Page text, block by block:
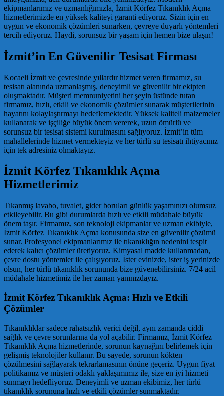
ekipmanlarımız ve uzmanlığımızla, İzmit Körfez Tıkanıklık Açma
hizmetlerimizde en yüksek kaliteyi garanti ediyoruz. Sizin için en
uygun ve ekonomik çözümleri sunarken, çevreye duyarlı yöntemleri
tercih ediyoruz. Haydi, sorunsuz bir yaşam için hemen bize ulaşın!
İzmit’in En Güvenilir Tesisat Firması
Kocaeli İzmit ve çevresinde yıllardır hizmet veren firmamız, su
tesisatı alanında uzmanlaşmış, deneyimli ve güvenilir bir ekipten
oluşmaktadır. Müşteri memnuniyetini her şeyin üstünde tutan
firmamız, hızlı, etkili ve ekonomik çözümler sunarak müşterilerinin
hayatını kolaylaştırmayı hedeflemektedir. Yüksek kaliteli malzemeler
kullanarak ve işçiliğe büyük önem vererek, uzun ömürlü ve
sorunsuz bir tesisat sistemi kurulmasını sağlıyoruz. İzmit’in tüm
mahallelerinde hizmet vermekteyiz ve her türlü su tesisatı ihtiyacınız
için tek adresiniz olmaktayız.
İzmit Körfez Tıkanıklık Açma
Hizmetlerimiz
Tıkanmış lavabo, tuvalet, gider boruları günlük yaşamınızı olumsuz
etkileyebilir. Bu gibi durumlarda hızlı ve etkili müdahale büyük
önem taşır. Firmamız, son teknoloji ekipmanlar ve uzman ekibiyle,
İzmit Körfez Tıkanıklık Açma konusunda size en güvenilir çözümü
sunar. Profesyonel ekipmanlarımız ile tıkanıklığın nedenini tespit
ederek kalıcı çözümler üretiyoruz. Kimyasal madde kullanmadan,
çevre dostu yöntemler ile çalışıyoruz. İster evinizde, ister iş yerinizde
olsun, her türlü tıkanıklık sorununda bize güvenebilirsiniz. 7/24 acil
müdahale hizmetimiz ile her zaman yanınızdayız.
İzmit Körfez Tıkanıklık Açma: Hızlı ve Etkili
Çözümler
Tıkanıklıklar sadece rahatsızlık verici değil, aynı zamanda ciddi
sağlık ve çevre sorunlarına da yol açabilir. Firmamız, İzmit Körfez
Tıkanıklık Açma hizmetlerinde, sorunun kaynağını belirlemek için
gelişmiş teknolojiler kullanır. Bu sayede, sorunun kökten
çözülmesini sağlayarak tekrarlamasının önüne geçeriz. Uygun fiyat
politikamız ve müşteri odaklı yaklaşımımız ile, size en iyi hizmeti
sunmayı hedefliyoruz. Deneyimli ve uzman ekibimiz, her türlü
tıkanıklık sorununa hızlı ve etkili çözümler sunmaktadır.